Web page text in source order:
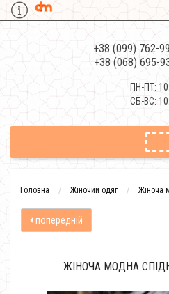
+38 (099) 762-
+38 (068) 695-
ПН-ПТ:
СБ-ВС:
Головна Жіночий одяг Жіноча
попередній
ЖІНОЧА МОДНА